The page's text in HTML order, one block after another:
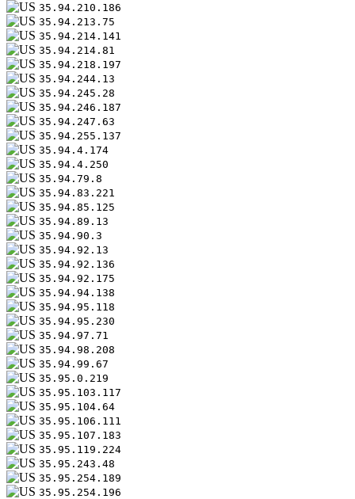
35.94.210.186
35.94.213.75
35.94.214.141
35.94.214.81
35.94.218.197
35.94.244.13
35.94.245.28
35.94.246.187
35.94.247.63
35.94.255.137
35.94.4.174
35.94.4.250
35.94.79.8
35.94.83.221
35.94.85.125
35.94.89.13
35.94.90.3
35.94.92.13
35.94.92.136
35.94.92.175
35.94.94.138
35.94.95.118
35.94.95.230
35.94.97.71
35.94.98.208
35.94.99.67
35.95.0.219
35.95.103.117
35.95.104.64
35.95.106.111
35.95.107.183
35.95.119.224
35.95.243.48
35.95.254.189
35.95.254.196